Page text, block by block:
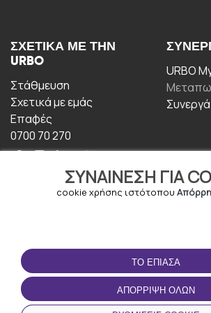
ΣΥΝΑΊΝΕΣΗ ΓΙΑ
cookie χρήσης ιστότοπου
ΤΟ ΈΠΙΑΣΑ
ΑΠΌΡΡΙΨΗ ΌΛΩΝ
ΣΧΕΤΙΚΆ ΜΕ ΤΗΝ
URBO
Στάθμευση
Σχετικά με εμάς
Επαφές
0700 70 270
URBO
ΟΡΟΙ ΧΡΉΣΗΣ
Οροι και Προϋποθέσεις
Πολιτική απορρήτου